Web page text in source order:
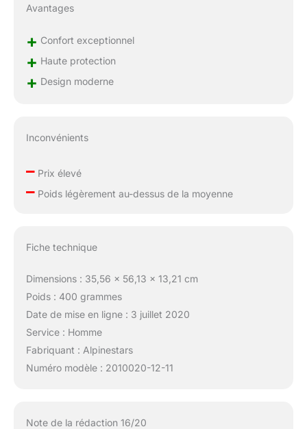
Avantages
+ Confort exceptionnel
+ Haute protection
+ Design moderne
Inconvénients
–Prix élevé
–Poids légèrement au-dessus de la moyenne
Fiche technique
Dimensions : 35,56 x 56,13 x 13,21 cm
Poids : 400 grammes
Date de mise en ligne : 3 juillet 2020
Service : Homme
Fabriquant : Alpinestars
Numéro modèle : 2010020-12-11
Note de la rédaction 16/20